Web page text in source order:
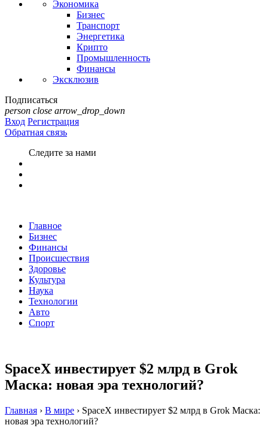
Экономика
Бизнес
Транспорт
Энергетика
Крипто
Промышленность
Финансы
Эксклюзив
Подписаться
person close arrow_drop_down
Вход Регистрация
Обратная связь
Следите за нами
Главное
Бизнес
Финансы
Происшествия
Здоровье
Культура
Наука
Технологии
Авто
Спорт
SpaceX инвестирует $2 млрд в Grok
Маска: новая эра технологий?
Главная › В мире › SpaceX инвестирует $2 млрд в Grok Маска:
новая эра технологий?